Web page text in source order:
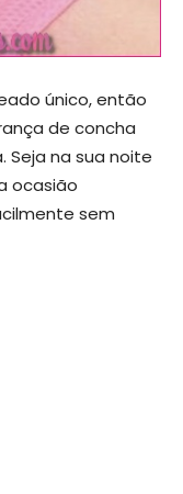
único, então
de concha
Seja na sua noite
ocasião
sem